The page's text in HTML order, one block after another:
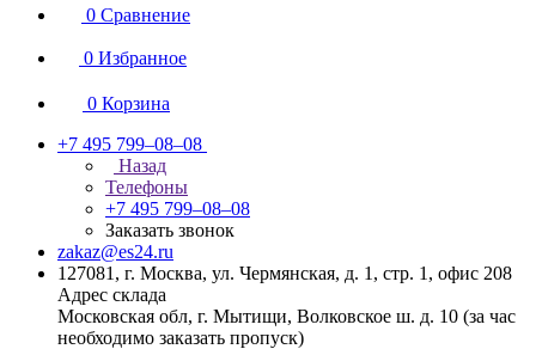
0 Сравнение
0 Избранное
0 Корзина
+7 495 799–08–08
Назад
Телефоны
+7 495 799–08–08
Заказать звонок
zakaz@es24.ru
127081, г. Москва, ул. Чермянская, д. 1, стр. 1, офис 208
Адрес склада
Московская обл, г. Мытищи, Волковское ш. д. 10 (за час
необходимо заказать пропуск)